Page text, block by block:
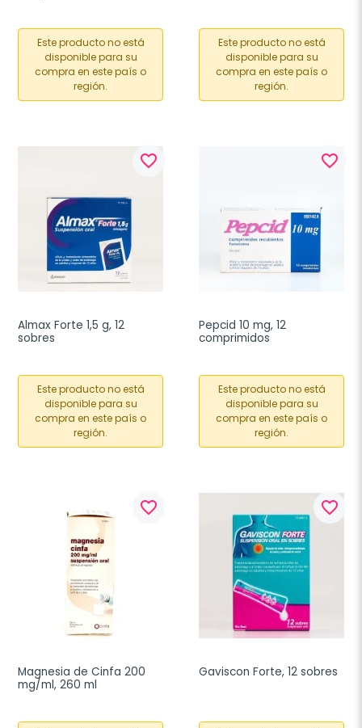
Este producto no está
disponible para su
compra en este país o
región.
Este producto no está
disponible para su
compra en este país o
región.
favorite_border
Almax Forte 1,5 g, 12
sobres
Este producto no está
disponible para su
compra en este país o
región.
favorite_border
Pepcid 10 mg, 12
comprimidos
Este producto no está
disponible para su
compra en este país o
región.
favorite_border
Magnesia de Cinfa 200
mg/ml, 260 ml
favorite_border
Gaviscon Forte, 12 sobres